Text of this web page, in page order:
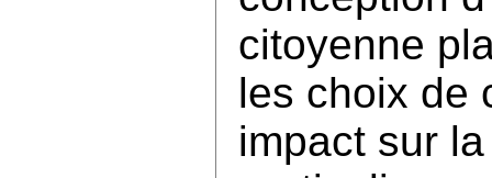
citoyenne
les choix de
impact sur